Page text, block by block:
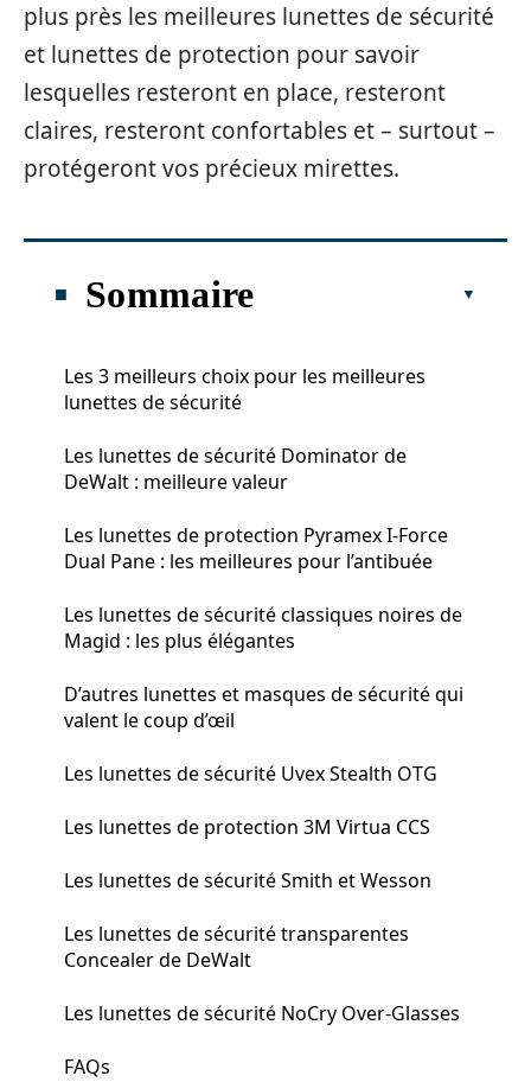
plus près les meilleures lunettes de sécurité
et lunettes de protection pour savoir
lesquelles resteront en place, resteront
claires, resteront confortables et – surtout –
protégeront vos précieux mirettes.
Sommaire
Les 3 meilleurs choix pour les meilleures
lunettes de sécurité
Les lunettes de sécurité Dominator de
DeWalt : meilleure valeur
Les lunettes de protection Pyramex I-Force
Dual Pane : les meilleures pour l’antibuée
Les lunettes de sécurité classiques noires de
Magid : les plus élégantes
D’autres lunettes et masques de sécurité qui
valent le coup d’œil
Les lunettes de sécurité Uvex Stealth OTG
Les lunettes de protection 3M Virtua CCS
Les lunettes de sécurité Smith et Wesson
Les lunettes de sécurité transparentes
Concealer de DeWalt
Les lunettes de sécurité NoCry Over-Glasses
FAQs